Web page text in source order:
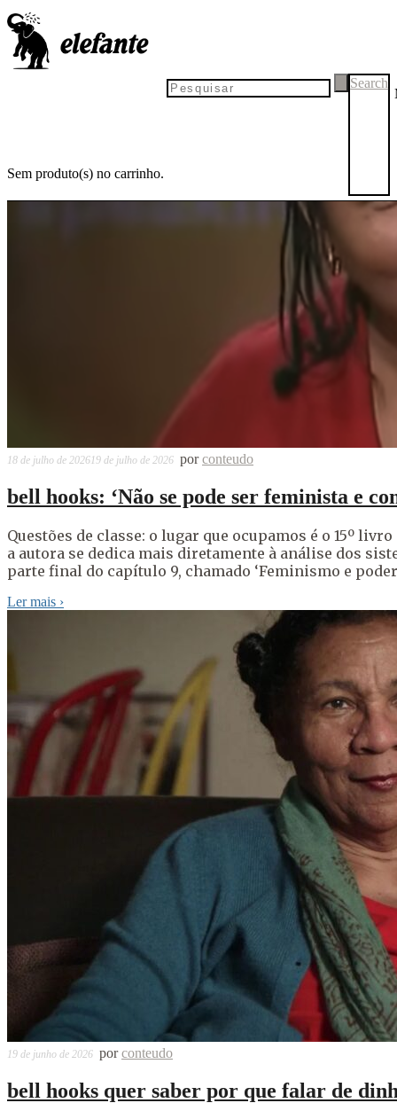
Sem produto(s) no carrinho.
Search
18 de julho de 202619 de julho de 2026 porconteudo
bell hooks: ‘Não se pode ser feminista e
Questões de classe: o lugar que ocupamos é o 15º
a autora se dedica mais diretamente à análise dos
parte final do capítulo 9, chamado ‘Feminismo e
Ler mais ›
19 de junho de 2026 porconteudo
bell hooks quer saber por que falar de